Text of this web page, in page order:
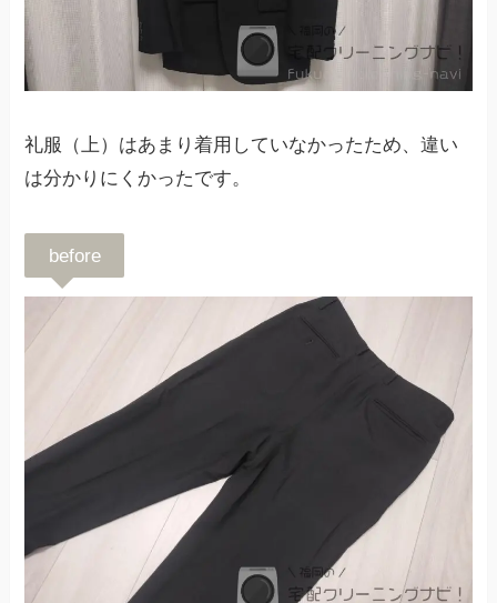
礼服（上）はあまり着用していなかったため、違い
は分かりにくかったです。
before